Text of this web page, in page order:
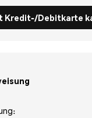
Kredit-/Debitkarte